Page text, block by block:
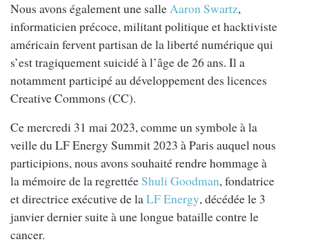
Nous avons également une salleAaron Swartz,
informaticien précoce, militant politique et hacktiviste
américain fervent partisan de la liberté numérique qui
s’est tragiquement suicidé à l’âge de 26 ans. Il a
notamment participé au développement des licences
Creative Commons (CC).
Ce mercredi 31 mai 2023, comme un symbole à la
veille du LF Energy Summit 2023 à Paris auquel nous
participions, nous avons souhaité rendre hommage à
la mémoire de la regrettéeShuli Goodman, fondatrice
et directrice exécutive de laLF Energy, décédée le 3
janvier dernier suite à une longue bataille contre le
cancer.